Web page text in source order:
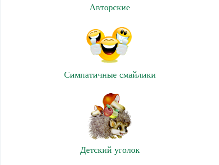
Авторские
Симпатичные смайлики
Детский уголок